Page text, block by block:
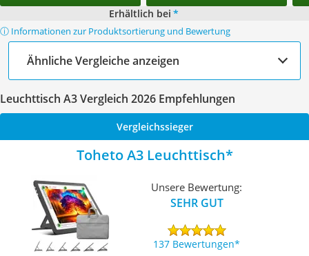
Erhältlich bei *
ⓘ Informationen zur Produktsortierung und Bewertung
Ähnliche Vergleiche anzeigen
Leuchttisch A3 Vergleich 2026 Empfehlungen
Vergleichssieger
Toheto A3 Leuchttisch
Unsere Bewertung:
SEHR GUT
137 Bewertungen